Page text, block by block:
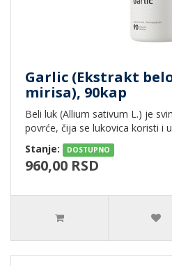
Garlic (Ekstrakt
mirisa), 90kap
Beli luk (Allium sativum L.) je
povrće, čija se lukovica koristi i
Stanje:
DOSTUPNO
960,00 RSD